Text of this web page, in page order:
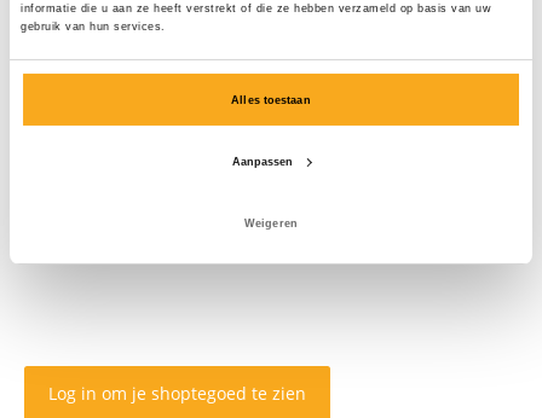
informatie die u aan ze heeft verstrekt of die ze hebben verzameld op basis van uw
gebruik van hun services.
Alles toestaan
Aanpassen
Weigeren
Log in om je shoptegoed te zien